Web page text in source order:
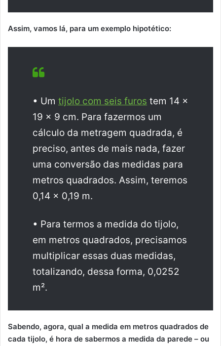
Assim, vamos lá, para um exemplo hipotético:
• Um tijolo com seis furos tem 14 x
19 x 9 cm. Para fazermos um
cálculo da metragem quadrada, é
preciso, antes de mais nada, fazer
uma conversão das medidas para
metros quadrados. Assim, teremos
0,14 x 0,19 m.
• Para termos a medida do tijolo,
em metros quadrados, precisamos
multiplicar essas duas medidas,
totalizando, dessa forma, 0,0252
m².
Sabendo, agora, qual a medida em metros quadrados de
cada tijolo, é hora de sabermos a medida da parede – ou